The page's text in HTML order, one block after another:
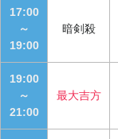
17:00
～
19:00
暗剣殺
19:00
～
21:00
最大吉方